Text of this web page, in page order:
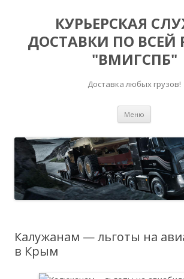
КУРЬЕРСКАЯ
ДОСТАВКИ ПО ВСЕЙ
"ВМИГСПБ"
Доставка любых грузов!
Меню
Калужанам — льготы на
в Крым